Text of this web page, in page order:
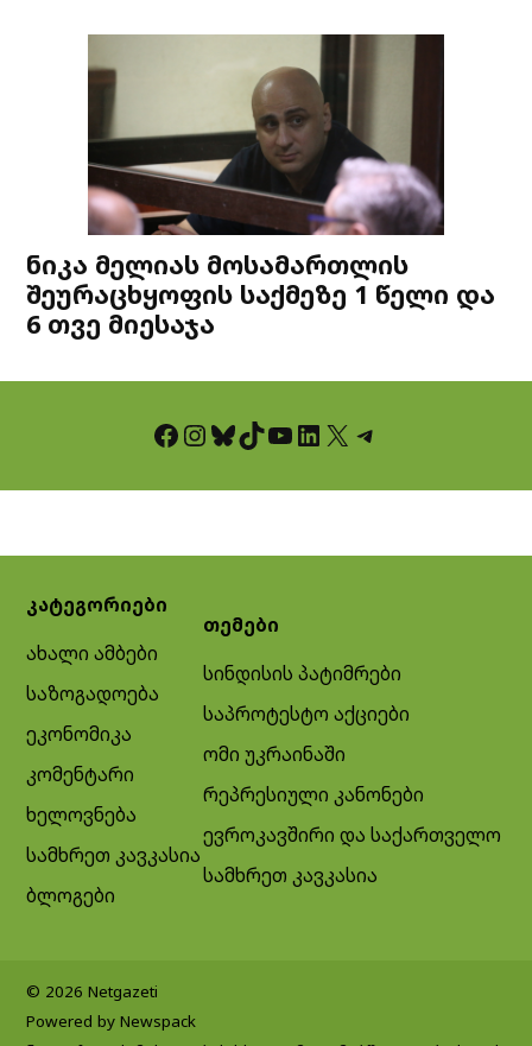
ნიკა მელიას მოსამართლის
შეურაცხყოფის საქმეზე 1 წელი და
6 თვე მიესაჯა
Facebook InstagramBluesky TikTok YouTube LinkedIn X Telegram
კატეგორიები
ახალი ამბები
საზოგადოება
ეკონომიკა
კომენტარი
ხელოვნება
სამხრეთ კავკასია
ბლოგები
თემები
სინდისის პატიმრები
საპროტესტო აქციები
ომი უკრაინაში
რეპრესიული კანონები
ევროკავშირი და საქართველო
სამხრეთ კავკასია
© 2026 Netgazeti
Powered by Newspack